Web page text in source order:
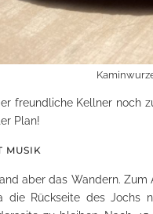
freundliche Kellner noch
Plan!
MUSIK
aber das Wandern.
die Rückseite des Jochs